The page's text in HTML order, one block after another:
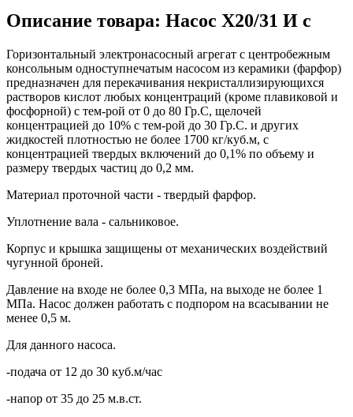
Описание товара: Насос Х20/31 И с
Горизонтальный электронасосный агрегат с центробежным
консольным одноступнечатым насосом из керамики (фарфор)
предназначен для перекачивания некристаллизирующихся
растворов кислот любых концентраций (кроме плавиковой и
фосфорной) с тем-рой от 0 до 80 Гр.С, щелочей
концентрацией до 10% с тем-рой до 30 Гр.С. и других
жидкостей плотностью не более 1700 кг/куб.м, с
концентрацией твердых включений до 0,1% по объему и
размеру твердых частиц до 0,2 мм.
Материал проточной части - твердый фарфор.
Уплотнение вала - сальниковое.
Корпус и крышка защищены от механических воздействий
чугунной броней.
Давление на входе не более 0,3 МПа, на выходе не более 1
МПа. Насос должен работать с подпором на всасывании не
менее 0,5 м.
Для данного насоса.
-подача от 12 до 30 куб.м/час
-напор от 35 до 25 м.в.ст.